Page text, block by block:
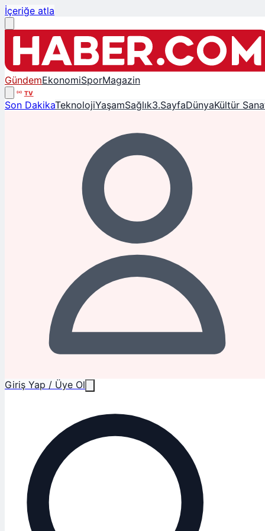
İçeriğe atla
GündemEkonomiSporMagazin
TV
Son DakikaTeknolojiYaşamSağlık3.SayfaDünyaKültür
Giriş Yap / Üye Ol